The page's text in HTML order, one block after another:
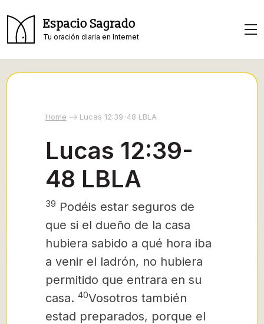
Espacio Sagrado
Tu oración diaria en Internet
Home Lucas 12:39-48 LBLA
Lucas 12:39-
48 LBLA
39 Podéis estar seguros de
que si el dueño de la casa
hubiera sabido a qué hora iba
a venir el ladrón, no hubiera
permitido que entrara en su
casa. 40Vosotros también
estad preparados, porque el